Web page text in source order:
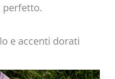
perfetto.
e accenti dorati